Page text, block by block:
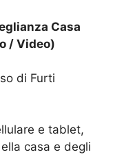
Casa
/ Video)
di Furti
e tablet,
casa e degli